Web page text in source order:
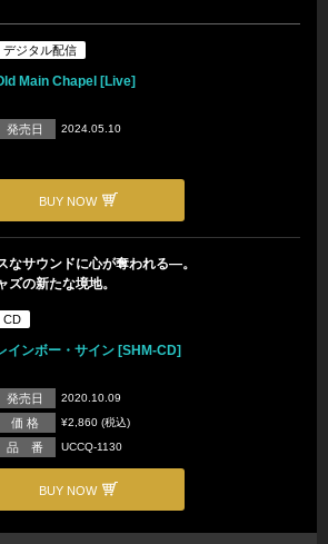
デジタル配信
Main Chapel [Live]
発売日 2024.05.10
BUY NOW
なサウンドに心が奪われる―。
ズの新たな境地。
CD
インボー・サイン [SHM-CD]
発売日 2020.10.09
価 格 ¥2,860 (税込)
品 番 UCCQ-1130
BUY NOW